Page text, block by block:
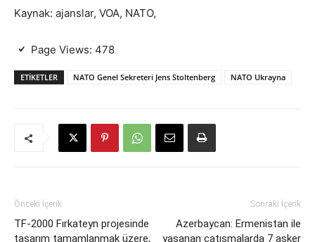
Kaynak: ajanslar, VOA, NATO,
Page Views: 478
ETIKETLER NATO Genel Sekreteri Jens Stoltenberg NATO Ukrayna
Önceki İçerik
TF-2000 Fırkateyn projesinde
tasarım tamamlanmak üzere,
Sonraki İçerik
Azerbaycan: Ermenistan ile
yaşanan çatışmalarda 7 asker